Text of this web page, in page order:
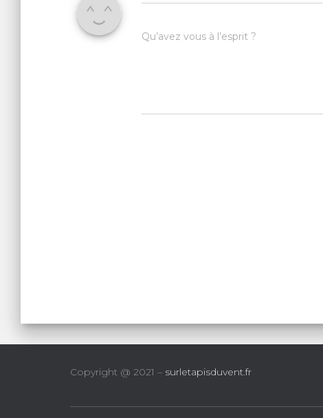
Qu’avez vous à l’esprit ?
Copyright @ 2021 – surletapisduvent.fr